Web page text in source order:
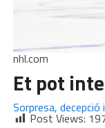
nhl.com
Et pot
Sorpresa,
Post Views: